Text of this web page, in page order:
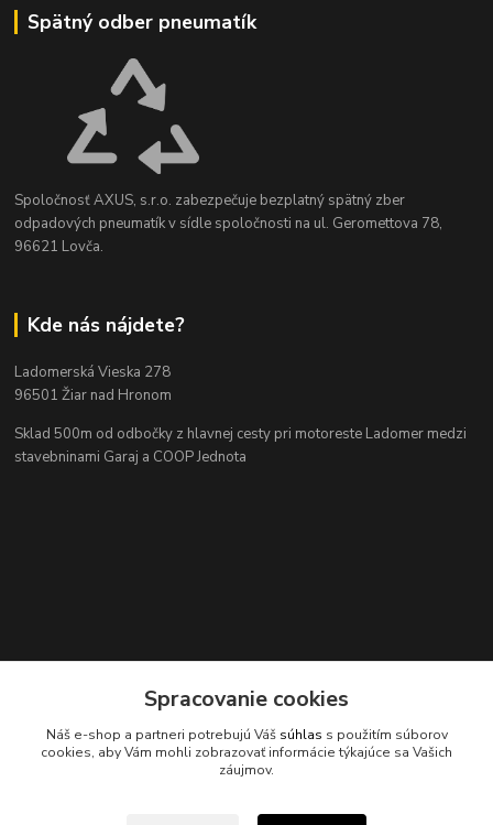
Spätný odber pneumatík
Spoločnosť AXUS, s.r.o. zabezpečuje bezplatný spätný zber
odpadových pneumatík v sídle spoločnosti na ul. Geromettova 78,
96621 Lovča.
Kde nás nájdete?
Ladomerská Vieska 278
96501 Žiar nad Hronom
Sklad 500m od odbočky z hlavnej cesty pri motoreste Ladomer medzi
stavebninami Garaj a COOP Jednota
Spracovanie cookies
Náš e-shop a partneri potrebujú Váš súhlas s použitím súborov
cookies, aby Vám mohli zobrazovať informácie týkajúce sa Vašich
záujmov.